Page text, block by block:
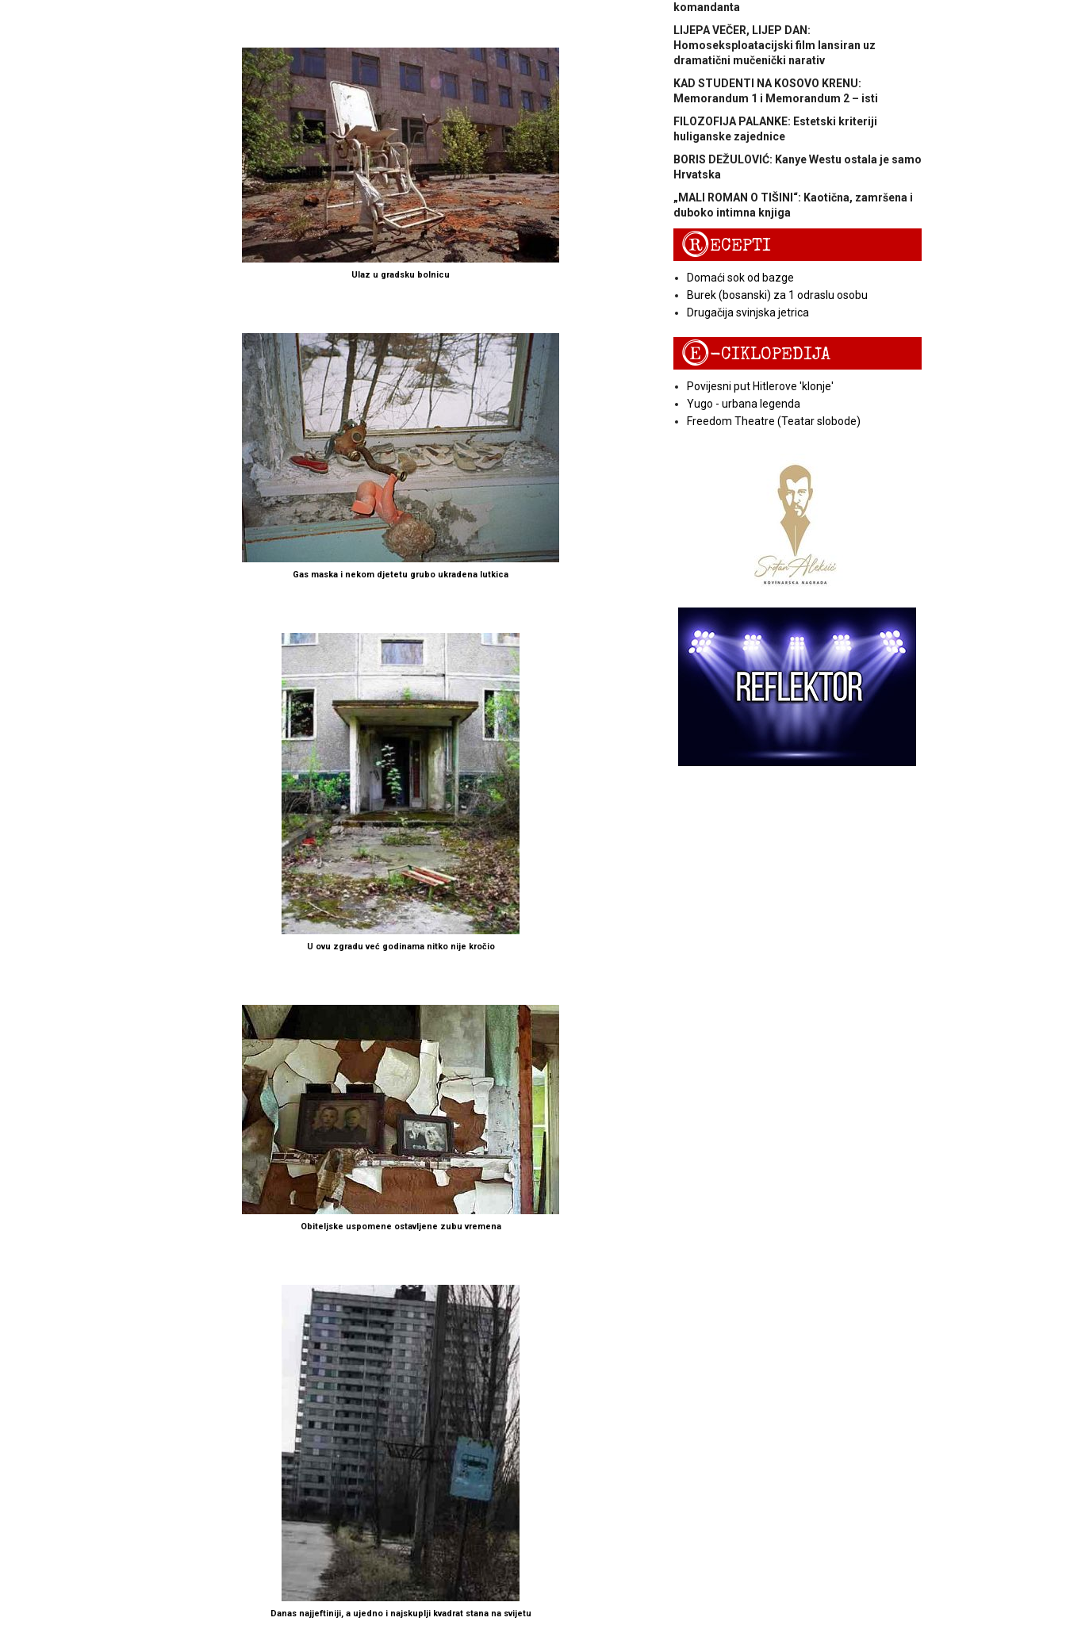
Ulaz u gradsku bolnicu
Gas maska i nekom djetetu grubo ukradena lutkica
U ovu zgradu već godinama nitko nije kročio
Obiteljske uspomene ostavljene zubu vremena
Danas najjeftiniji, a ujedno i najskuplji kvadrat stana na svijetu
komandanta
LIJEPA VEČER, LIJEP DAN:
Homoseksploatacijski film lansiran uz
dramatični mučenički narativ
KAD STUDENTI NA KOSOVO KRENU:
Memorandum 1 i Memorandum 2 – isti
FILOZOFIJA PALANKE: Estetski kriteriji
huliganske zajednice
BORIS DEŽULOVIĆ: Kanye Westu ostala je samo
Hrvatska
„MALI ROMAN O TIŠINI“: Kaotična, zamršena i
duboko intimna knjiga
RECEPTI
Domaći sok od bazge
Burek (bosanski) za 1 odraslu osobu
Drugačija svinjska jetrica
E-CIKLOPEDIJA
Povijesni put Hitlerove 'klonje'
Yugo - urbana legenda
Freedom Theatre (Teatar slobode)